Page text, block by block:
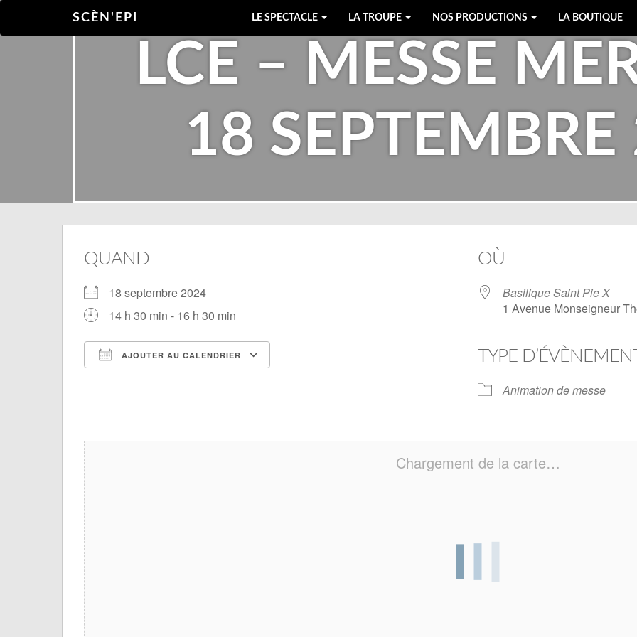
SCÈN'EPI LE SPECTACLE LA TROUPE NOS PRODUCTIONS LA BOUTIQUE
LCE – MESSE
18
QUAND
18 septembre 2024
14 h 30 min - 16 h 30 min
AJOUTER AU CALENDRIER
OÙ
Basilique Saint Pie X
1 Avenue Monseigneur
TYPE
Animation de messe
Chargement de la carte…